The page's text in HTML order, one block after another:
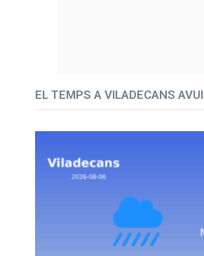
EL TEMPS A VILADECANS AVUI